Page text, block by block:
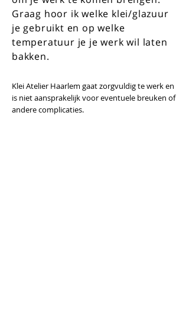
Graag hoor ik welke klei/glazuur
je gebruikt en op welke
temperatuur je je werk wil laten
bakken.
Klei Atelier Haarlem gaat zorgvuldig te werk en
is niet aansprakelijk voor eventuele breuken of
andere complicaties.